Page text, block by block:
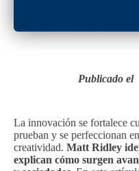
Publicado el
La innovación se fortalece
prueban y se perfeccionan
creatividad. Matt Ridley
explican cómo surgen